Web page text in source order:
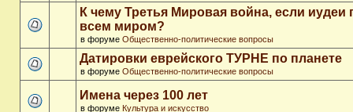
К чему Третья Мировая война, если иудеи
всем миром?
в форуме Общественно-политические вопросы
Датировки еврейского ТУРНЕ по планете
в форуме Общественно-политические вопросы
Имена через 100 лет
в форуме Культура и искусство